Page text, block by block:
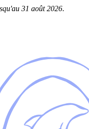
31 août 2026.